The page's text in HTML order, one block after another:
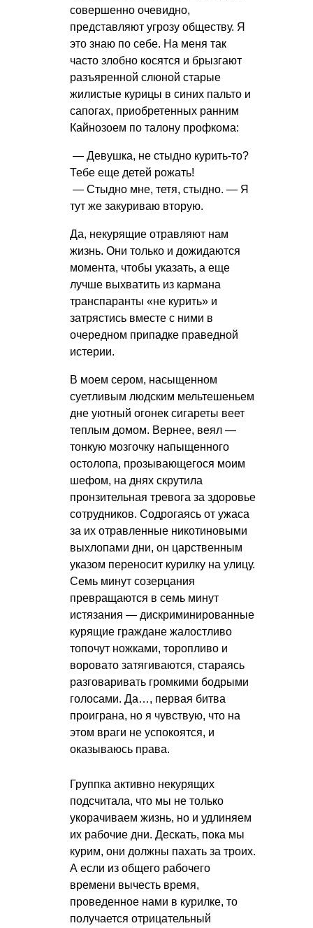
совершенно очевидно,
представляют угрозу обществу. Я
это знаю по себе. На меня так
часто злобно косятся и брызгают
разъяренной слюной старые
жилистые курицы в синих пальто и
сапогах, приобретенных ранним
Кайнозоем по талону профкома:
— Девушка, не стыдно курить-то?
Тебе еще детей рожать!
— Стыдно мне, тетя, стыдно. — Я
тут же закуриваю вторую.
Да, некурящие отравляют нам
жизнь. Они только и дожидаются
момента, чтобы указать, а еще
лучше выхватить из кармана
транспаранты «не курить» и
затрястись вместе с ними в
очередном припадке праведной
истерии.
В моем сером, насыщенном
суетливым людским мельтешеньем
дне уютный огонек сигареты веет
теплым домом. Вернее, веял —
тонкую мозгочку напыщенного
остолопа, прозывающегося моим
шефом, на днях скрутила
пронзительная тревога за здоровье
сотрудников. Содрогаясь от ужаса
за их отравленные никотиновыми
выхлопами дни, он царственным
указом переносит курилку на улицу.
Семь минут созерцания
превращаются в семь минут
истязания — дискриминированные
курящие граждане жалостливо
топочут ножками, торопливо и
воровато затягиваются, стараясь
разговаривать громкими бодрыми
голосами. Да…, первая битва
проиграна, но я чувствую, что на
этом враги не успокоятся, и
оказываюсь права.
Группка активно некурящих
подсчитала, что мы не только
укорачиваем жизнь, но и удлиняем
их рабочие дни. Дескать, пока мы
курим, они должны пахать за троих.
А если из общего рабочего
времени вычесть время,
проведенное нами в курилке, то
получается отрицательный